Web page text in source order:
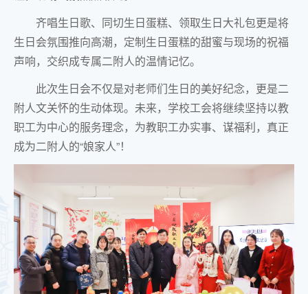
齐唱生日歌、同切生日蛋糕、领取生日大礼包更是将
生日会氛围推向高潮，定制生日蛋糕的甜蜜与现场的祝福
声响，交织成专属二附人的温情记忆。
此次生日会不仅是对老师们生日的美好纪念，更是二
附人文关怀的生动体现。未来，学校工会将继续坚持以教
职工为中心的服务理念，为教职工办实事、谋福利，真正
成为二附人的“娘家人”！